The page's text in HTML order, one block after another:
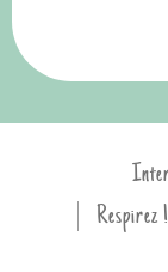
Respirez